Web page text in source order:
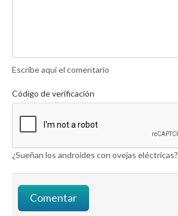
Escribe aquí el comentario
Código de verificación
¿Sueñan los androides con ovejas eléctricas?